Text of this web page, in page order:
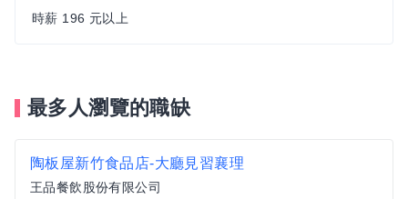
時薪 196 元以上
最多人瀏覽的職缺
陶板屋新竹食品店-大廳見習襄理
王品餐飲股份有限公司